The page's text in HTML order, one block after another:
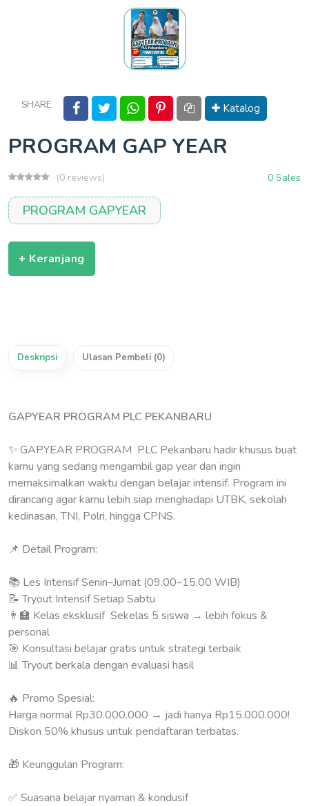
SHARE Katalog
PROGRAM GAP YEAR
(0 reviews) 0 Sales
PROGRAM GAPYEAR
+ Keranjang
Deskripsi Ulasan Pembeli (0)
GAPYEAR PROGRAM PLC PEKANBARU
✨ GAPYEAR PROGRAM PLC Pekanbaru hadir khusus buat
kamu yang sedang mengambil gap year dan ingin
memaksimalkan waktu dengan belajar intensif. Program ini
dirancang agar kamu lebih siap menghadapi UTBK, sekolah
kedinasan, TNI, Polri, hingga CPNS.
📌 Detail Program:
📚 Les Intensif Senin–Jumat (09.00–15.00 WIB)
📝 Tryout Intensif Setiap Sabtu
👨‍🏫 Kelas eksklusif Sekelas 5 siswa → lebih fokus &
personal
🎯 Konsultasi belajar gratis untuk strategi terbaik
📊 Tryout berkala dengan evaluasi hasil
🔥 Promo Spesial:
Harga normal Rp30.000.000 → jadi hanya Rp15.000.000!
Diskon 50% khusus untuk pendaftaran terbatas.
🎁 Keunggulan Program:
✅ Suasana belajar nyaman & kondusif